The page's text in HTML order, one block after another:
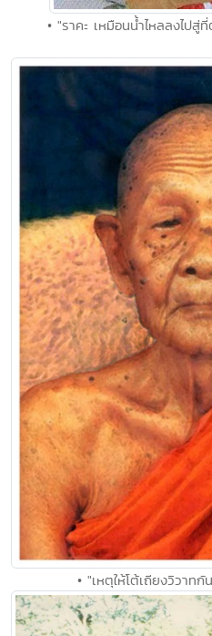
• "ราคะ เหมือนน้ำไหลลงไป
• "เหตุให้โต้เถียงวิวาท